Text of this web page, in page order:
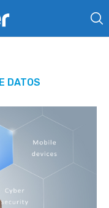
DATOS